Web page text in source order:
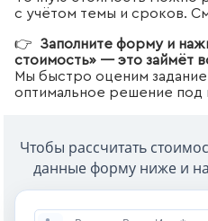
с учётом темы и сроков.
👉 Заполните форму и
стоимость» — это займёт
Мы быстро оценим
оптимальное решение под
Чтобы рассчитать
данные форму ниже и